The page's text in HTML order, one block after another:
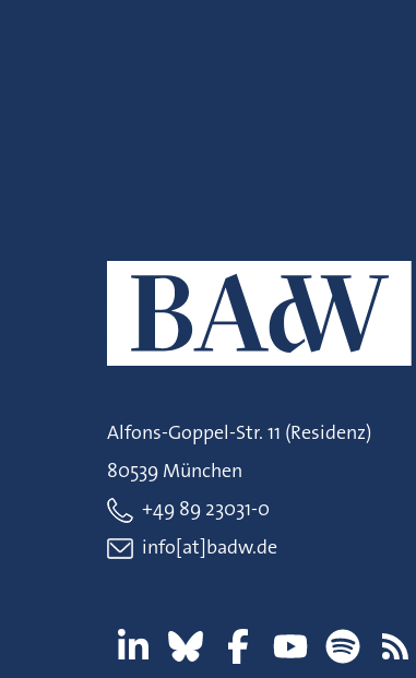
Alfons-Goppel-Str. 11 (Residenz)
80539 München
+49 89 23031-0
info[at]badw.de